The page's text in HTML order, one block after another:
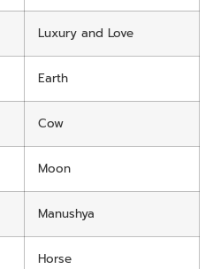
Luxury and Love
Earth
Cow
Moon
Manushya
Horse